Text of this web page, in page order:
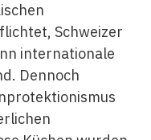
Schweizer
internationale
Dennoch